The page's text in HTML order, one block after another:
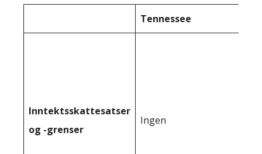
Tennessee
Inntektsskattesatser
og -grenser
Ingen